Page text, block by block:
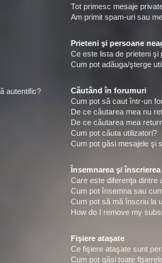
autentific?
Tot primesc mesaje
Am primit spam-uri sau
Prieteni şi persoane
Ce este lista de prieteni şi
Cum pot adăuga/şterge
Căutând în forumuri
Cum pot să caut într-un
De ce căutarea mea nu
De ce căutarea mea
Cum pot căuta utilizatori?
Cum pot găsi mesajele şi
Însemnarea şi
Care este diferenţa dintre
Cum pot însemna sau
Cum pot să mă înscriu la
How do I remove my
Fişiere ataşate
Ce fişiere ataşate sunt
Cum pot găsi toate